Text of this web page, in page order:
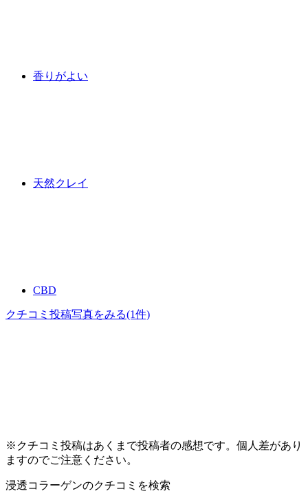
香りがよい
天然クレイ
CBD
クチコミ投稿写真をみる(1件)
※クチコミ投稿はあくまで投稿者の感想です。個人差があり
ますのでご注意ください。
浸透コラーゲンのクチコミを検索